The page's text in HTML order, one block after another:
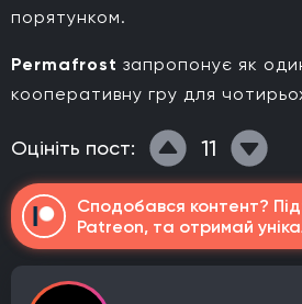
порятунком.
Permafrost запропонує як
кооперативну гру для
Оцініть пост: 11
Сподобався контент?
Patreon, та отримай